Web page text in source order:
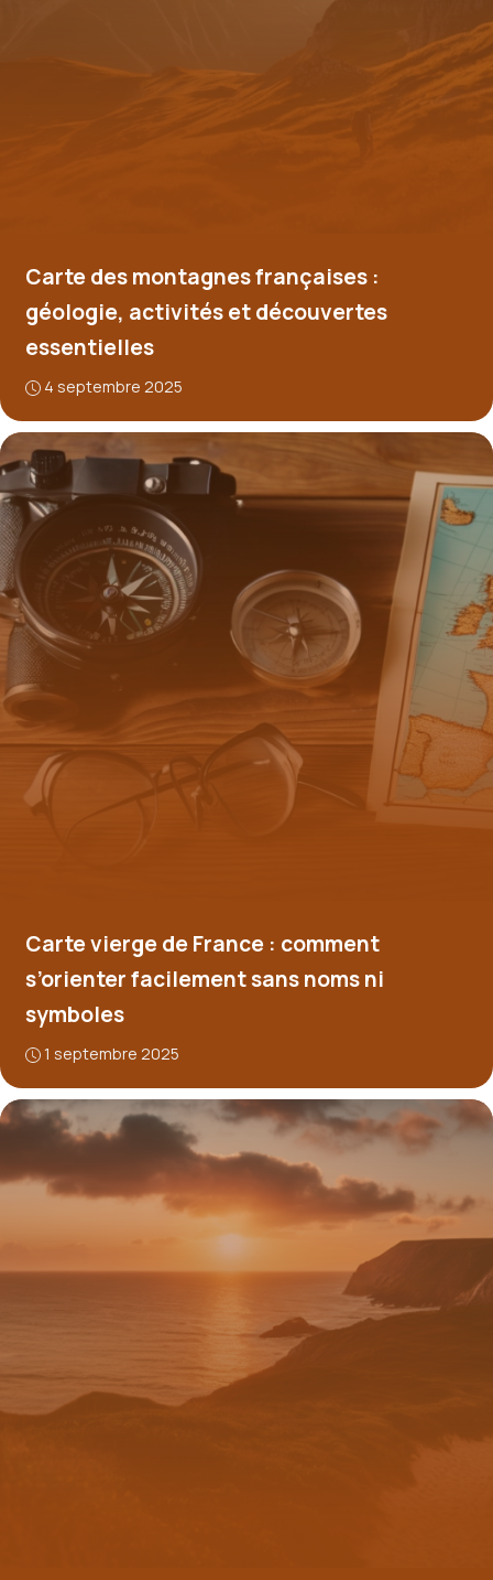
Carte des montagnes françaises :
géologie, activités et découvertes
essentielles
4 septembre 2025
Carte vierge de France : comment
s’orienter facilement sans noms ni
symboles
1 septembre 2025